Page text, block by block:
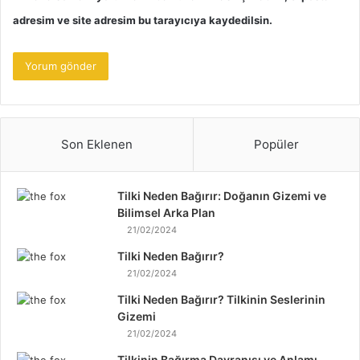
adresim ve site adresim bu tarayıcıya kaydedilsin.
Son Eklenen Popüler
Tilki Neden Bağırır: Doğanın Gizemi ve
Bilimsel Arka Plan
21/02/2024
Tilki Neden Bağırır?
21/02/2024
Tilki Neden Bağırır? Tilkinin Seslerinin
Gizemi
21/02/2024